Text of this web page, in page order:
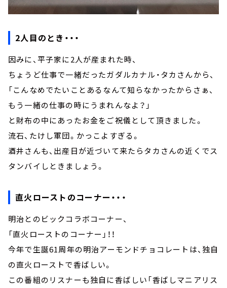
2人目のとき・・・
因みに、平子家に2人が産まれた時、
ちょうど仕事で一緒だったガダルカナル・タカさんから、
「こんなめでたいことあるなんて知らなかったからさぁ、
もう一緒の仕事の時にうまれんなよ？」
と財布の中にあったお金をご祝儀として頂きました。
流石、たけし軍団。かっこよすぎる。
酒井さんも、出産日が近づいて来たらタカさんの近くでス
タンバイしときましょう。
直火ローストのコーナー・・・
明治とのビックコラボコーナー、
「直火ローストのコーナー」！！
今年で生誕61周年の明治アーモンドチョコレートは、独自
の直火ローストで香ばしい。
この番組のリスナーも独自に香ばしい「香ばしマニアリス